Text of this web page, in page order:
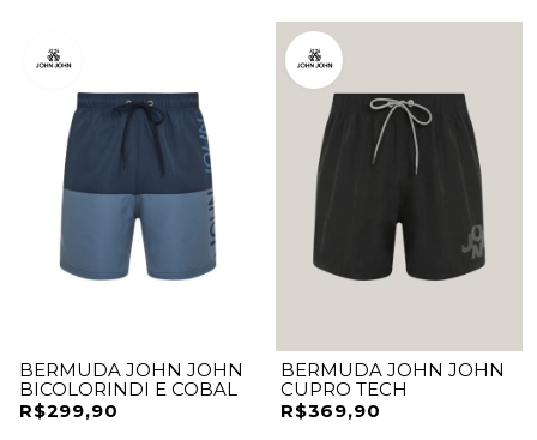
BERMUDA JOHN JOHN
BICOLORINDI E COBAL
R$299,90
BERMUDA JOHN JOHN
CUPRO TECH
R$369,90